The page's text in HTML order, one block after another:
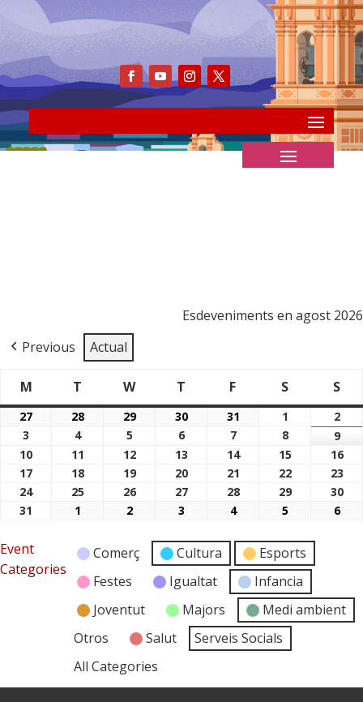
Esdeveniments en agost 2026
Previous
Actual
M
Dilluns
T Dimarts
WDimecres
T F Divendres
S Dissabte
S
27 27/07/2026
28 28/07/2026
2929/07/2026
30 30/07/2026
31 31/07/2026
1 01/08/2026
2
3
03/08/2026
404/08/2026
5 05/08/2026
6 06/08/2026
7 07/08/2026
8 08/08/2026
909/
10 10/08/2026
11 11/08/2026
12 12/08/2026
13 13/08/2026
1414/08/2026
15 15/08/2026
16
17 17/08/2026
18 18/08/2026
19 19/08/2026
20 20/08/2026
21 21/08/2026
22 22/08/2026
23
24 24/08/2026
25 25/08/2026
26 26/08/2026
27 27/08/2026
28 28/08/2026
29 29/08/2026
30
31
31/08/2026
1 01/09/2026
2 02/09/2026
3 03/09/2026
404/09/2026
5 05/09/2026
606/
Event
Categories
Comerç Cultura
Esports
Festes
Igualtat
Infancia
Joventut
Majors
Medi ambient
Otros
Salut
Serveis Socials
All Categories